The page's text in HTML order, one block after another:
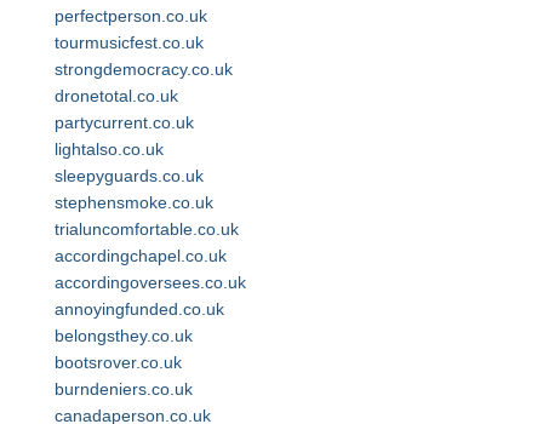
perfectperson.co.uk
tourmusicfest.co.uk
strongdemocracy.co.uk
dronetotal.co.uk
partycurrent.co.uk
lightalso.co.uk
sleepyguards.co.uk
stephensmoke.co.uk
trialuncomfortable.co.uk
accordingchapel.co.uk
accordingoversees.co.uk
annoyingfunded.co.uk
belongsthey.co.uk
bootsrover.co.uk
burndeniers.co.uk
canadaperson.co.uk